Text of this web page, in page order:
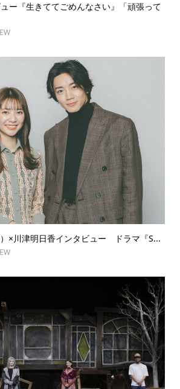
ー『生きててごめんなさい』「頑張って
×川津明日香インタビュー ドラマ『S...